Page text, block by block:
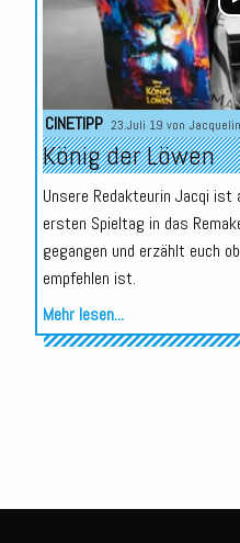
CINETIPP 23.Juli 19 von
König der Löwen
Unsere Redakteurin Jacqi ist
ersten Spieltag in das
gegangen und erzählt euch
empfehlen ist.
Mehr lesen...